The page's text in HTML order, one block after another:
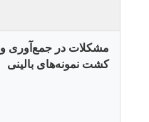
مشکلات در جمع‌آوری و
کشت نمونه‌های بالینی